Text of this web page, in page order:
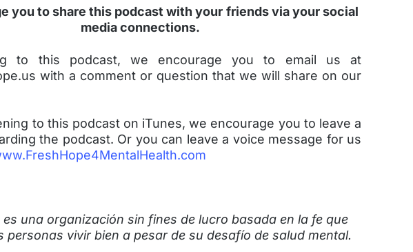
you to share this podcast with your friends via your social
media connections.
to this podcast, we encourage you to email us at
with a comment or question that we will share on our
to this podcast on iTunes, we encourage you to leave a
the podcast. Or you can leave a voice message for us
es una organización sin fines de lucro basada en la fe que
personas vivir bien a pesar de su desafío de salud mental.